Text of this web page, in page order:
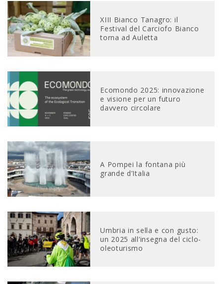
XIII Bianco Tanagro: il
Festival del Carciofo Bianco
torna ad Auletta
Ecomondo 2025: innovazione
e visione per un futuro
davvero circolare
A Pompei la fontana più
grande d’Italia
Umbria in sella e con gusto:
un 2025 all’insegna del ciclo-
oleoturismo